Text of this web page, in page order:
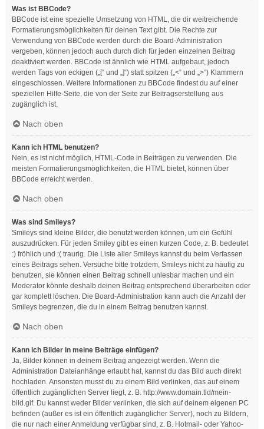
Was ist BBCode?
BBCode ist eine spezielle Umsetzung von HTML, die dir weitreichende
Formatierungsmöglichkeiten für deinen Text gibt. Die Rechte zur
Verwendung von BBCode werden durch die Board-Administration
vergeben, können jedoch auch durch dich für jeden einzelnen Beitrag
deaktiviert werden. BBCode ist ähnlich wie HTML aufgebaut, jedoch
werden Tags von eckigen („[“ und „]“) statt spitzen („<“ und „>“) Klammern
eingeschlossen. Weitere Informationen zu BBCode findest du auf einer
speziellen Hilfe-Seite, die von der Seite zur Beitragserstellung aus
zugänglich ist.
Nach oben
Kann ich HTML benutzen?
Nein, es ist nicht möglich, HTML-Code in Beiträgen zu verwenden. Die
meisten Formatierungsmöglichkeiten, die HTML bietet, können über
BBCode erreicht werden.
Nach oben
Was sind Smileys?
Smileys sind kleine Bilder, die benutzt werden können, um ein Gefühl
auszudrücken. Für jeden Smiley gibt es einen kurzen Code, z. B. bedeutet
:) fröhlich und :( traurig. Die Liste aller Smileys kannst du beim Verfassen
eines Beitrags sehen. Versuche bitte trotzdem, Smileys nicht zu häufig zu
benutzen, sie können einen Beitrag schnell unlesbar machen und ein
Moderator könnte deshalb deinen Beitrag entsprechend überarbeiten oder
gar komplett löschen. Die Board-Administration kann auch die Anzahl der
Smileys begrenzen, die du in einem Beitrag benutzen kannst.
Nach oben
Kann ich Bilder in meine Beiträge einfügen?
Ja, Bilder können in deinem Beitrag angezeigt werden. Wenn die
Administration Dateianhänge erlaubt hat, kannst du das Bild auch direkt
hochladen. Ansonsten musst du zu einem Bild verlinken, das auf einem
öffentlich zugänglichen Server liegt, z. B. http://www.domain.tld/mein-
bild.gif. Du kannst weder Bilder verlinken, die sich auf deinem eigenen PC
befinden (außer es ist ein öffentlich zugänglicher Server), noch zu Bildern,
die nur nach einer Anmeldung verfügbar sind, z. B. Hotmail- oder Yahoo-